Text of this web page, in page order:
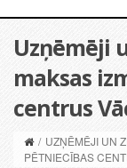
Uzņēmēji
maksas
centrus
/ UZŅĒMĒJI UN
PĒTNIECĪBAS